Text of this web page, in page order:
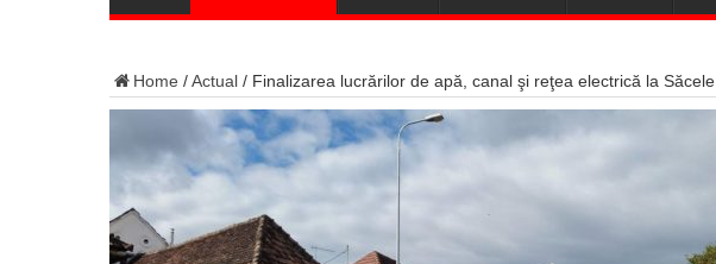
Home /Actual / Finalizarea lucrărilor de apă, canal şi reţea electrică la Săcele